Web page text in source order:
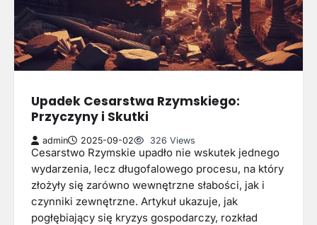
Upadek Cesarstwa Rzymskiego:
Przyczyny i Skutki
admin 2025-09-02 326 Views
Cesarstwo Rzymskie upadło nie wskutek jednego
wydarzenia, lecz długofalowego procesu, na który
złożyły się zarówno wewnętrzne słabości, jak i
czynniki zewnętrzne. Artykuł ukazuje, jak
pogłębiający się kryzys gospodarczy, rozkład